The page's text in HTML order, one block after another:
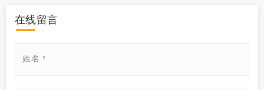
在线留言